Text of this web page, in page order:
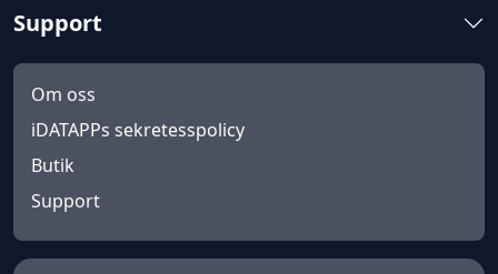
Support
Om oss
iDATAPPs sekretesspolicy
Butik
Support